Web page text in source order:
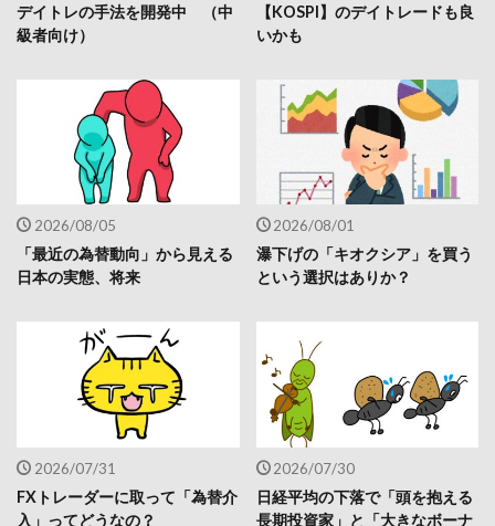
デイトレの手法を開発中 （中
級者向け）
【KOSPI】のデイトレードも良
いかも
2026/08/05
「最近の為替動向」から見える
日本の実態、将来
2026/08/01
瀑下げの「キオクシア」を買う
という選択はありか？
2026/07/31
FXトレーダーに取って「為替介
入」ってどうなの？
2026/07/30
日経平均の下落で「頭を抱える
長期投資家」と「大きなボーナ